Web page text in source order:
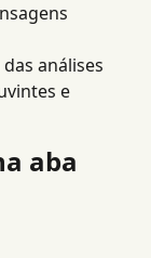
análises
e
aba